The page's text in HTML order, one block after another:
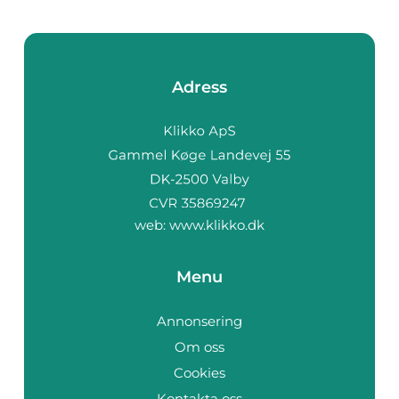
Adress
web: www.klikko.dk
Menu
Annonsering
Om oss
Cookies